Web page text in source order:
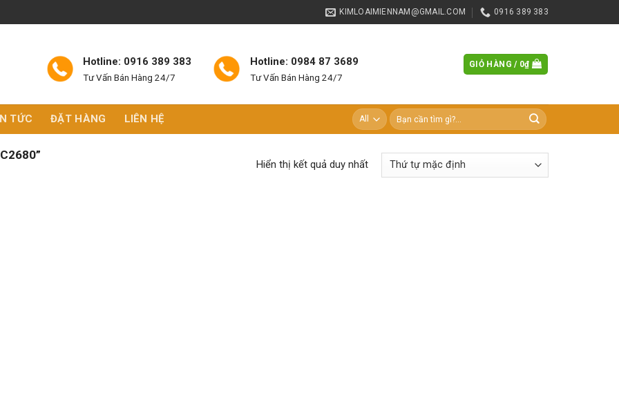
KIMLOAIMIENNAM@GMAIL.COM 0916 389 383
Hotline: 0916 389 383
Tư Vấn Bán Hàng 24/7
Hotline: 0984 87 3689
Tư Vấn Bán Hàng 24/7
GIỎ HÀNG / 0₫
TỨC ĐẶT HÀNG LIÊN HỆ
Tìm
kiếm:
Hiển thị kết quả duy nhất